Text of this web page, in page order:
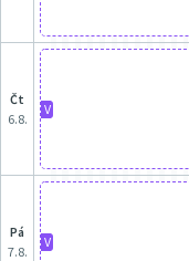
čt
6.8.
V
pá
7.8.
V